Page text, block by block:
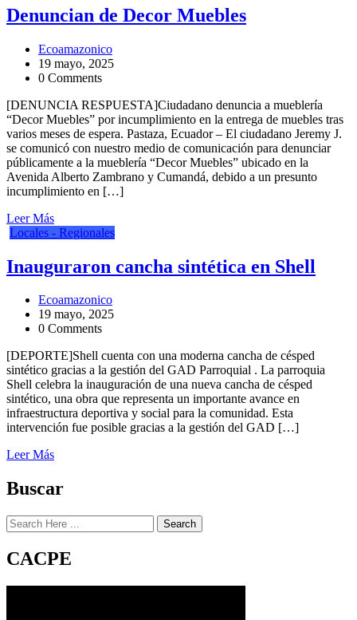
Denuncian de Decor Muebles
Ecoamazonico
19 mayo, 2025
0 Comments
[DENUNCIA RESPUESTA]Ciudadano denuncia a mueblería
“Decor Muebles” por incumplimiento en la entrega de muebles tras
varios meses de espera. Pastaza, Ecuador – El ciudadano Jeremy J.
se comunicó con nuestro medio de comunicación para denunciar
públicamente a la mueblería “Decor Muebles” ubicado en la
Avenida Alberto Zambrano y Cumandá, debido a un presunto
incumplimiento en […]
Leer Más
Locales - Regionales
Inauguraron cancha sintética en Shell
Ecoamazonico
19 mayo, 2025
0 Comments
[DEPORTE]Shell cuenta con una moderna cancha de césped
sintético gracias a la gestión del GAD Parroquial . La parroquia
Shell celebra la inauguración de una nueva cancha de césped
sintético, una obra que representa un importante avance en
infraestructura deportiva y social para la comunidad. Esta
intervención fue posible gracias a la gestión del GAD […]
Leer Más
Buscar
Search
CACPE